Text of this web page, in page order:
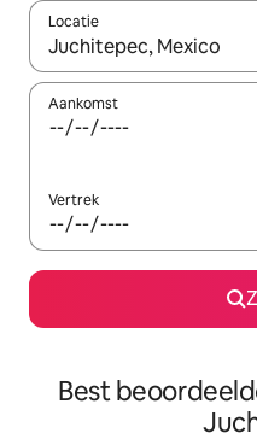
Locatie
Wanneer er suggesties
Aankomst
Vertrek
Best